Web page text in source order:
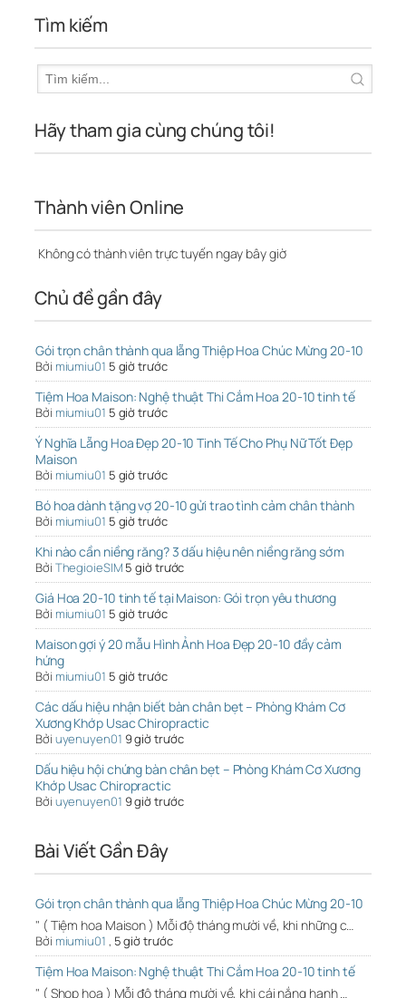
Tìm kiếm
Hãy tham gia cùng chúng tôi!
Thành viên Online
Không có thành viên trực tuyến ngay bây giờ
Chủ đề gần đây
Gói trọn chân thành qua lẵng Thiệp Hoa Chúc Mừng 20-10
Bởi miumiu01 5 giờ trước
Tiệm Hoa Maison: Nghệ thuật Thi Cắm Hoa 20-10 tinh tế
Bởi miumiu01 5 giờ trước
Ý Nghĩa Lẵng Hoa Đẹp 20-10 Tinh Tế Cho Phụ Nữ Tốt Đẹp
Maison
Bởi miumiu01 5 giờ trước
Bó hoa dành tặng vợ 20-10 gửi trao tình cảm chân thành
Bởi miumiu01 5 giờ trước
Khi nào cần niềng răng? 3 dấu hiệu nên niềng răng sớm
Bởi ThegioieSIM 5 giờ trước
Giá Hoa 20-10 tinh tế tại Maison: Gói trọn yêu thương
Bởi miumiu01 5 giờ trước
Maison gợi ý 20 mẫu Hình Ảnh Hoa Đẹp 20-10 đầy cảm
hứng
Bởi miumiu01 5 giờ trước
Các dấu hiệu nhận biết bàn chân bẹt – Phòng Khám Cơ
Xương Khớp Usac Chiropractic
Bởi uyenuyen01 9 giờ trước
Dấu hiệu hội chứng bàn chân bẹt – Phòng Khám Cơ Xương
Khớp Usac Chiropractic
Bởi uyenuyen01 9 giờ trước
Bài Viết Gần Đây
Gói trọn chân thành qua lẵng Thiệp Hoa Chúc Mừng 20-10
" ( Tiệm hoa Maison ) Mỗi độ tháng mười về, khi những c…
Bởi miumiu01 , 5 giờ trước
Tiệm Hoa Maison: Nghệ thuật Thi Cắm Hoa 20-10 tinh tế
" ( Shop hoa ) Mỗi độ tháng mười về, khi cái nắng hanh …